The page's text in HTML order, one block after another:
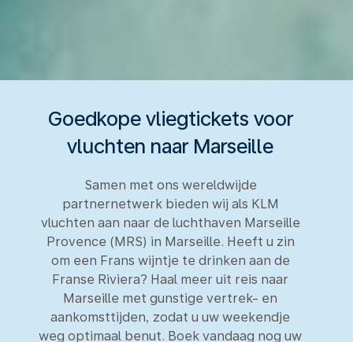
Goedkope vliegtickets voor
vluchten naar Marseille
Samen met ons wereldwijde
partnernetwerk bieden wij als KLM
vluchten aan naar de luchthaven Marseille
Provence (MRS) in Marseille. Heeft u zin
om een Frans wijntje te drinken aan de
Franse Riviera? Haal meer uit reis naar
Marseille met gunstige vertrek- en
aankomsttijden, zodat u uw weekendje
weg optimaal benut. Boek vandaag nog uw